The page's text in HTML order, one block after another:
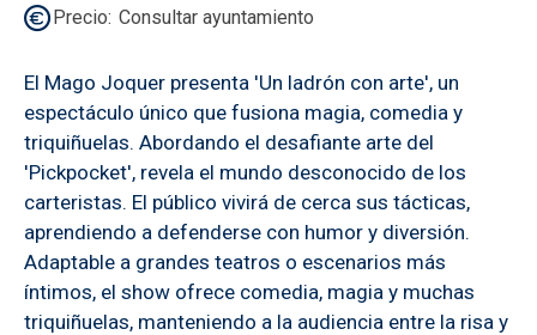
Precio Consultar ayuntamiento
El Mago Joquer presenta 'Un ladrón con arte', un
espectáculo único que fusiona magia, comedia y
triquiñuelas. Abordando el desafiante arte del
'Pickpocket', revela el mundo desconocido de los
carteristas. El público vivirá de cerca sus tácticas,
aprendiendo a defenderse con humor y diversión.
Adaptable a grandes teatros o escenarios más
íntimos, el show ofrece comedia, magia y muchas
triquiñuelas, manteniendo a la audiencia entre la risa y